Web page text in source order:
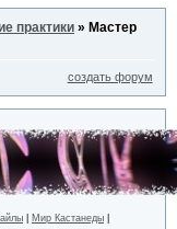
практики »Мастер
создать форум
Мир Кастанеды